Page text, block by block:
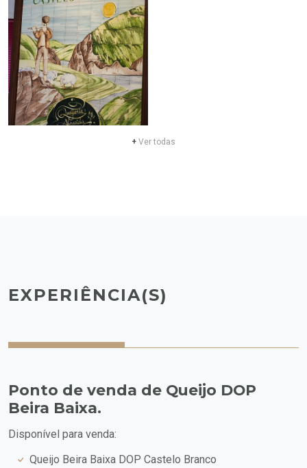
+ Ver todas
EXPERIÊNCIA(S)
Ponto de venda de Queijo DOP
Beira Baixa.
Disponível para venda:
Queijo Beira Baixa DOP Castelo Branco